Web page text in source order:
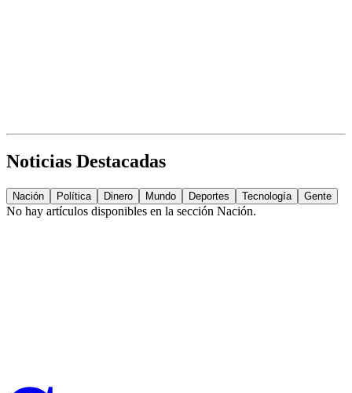
Noticias Destacadas
Nación Política Dinero Mundo Deportes Tecnología Gente
No hay artículos disponibles en la sección Nación.